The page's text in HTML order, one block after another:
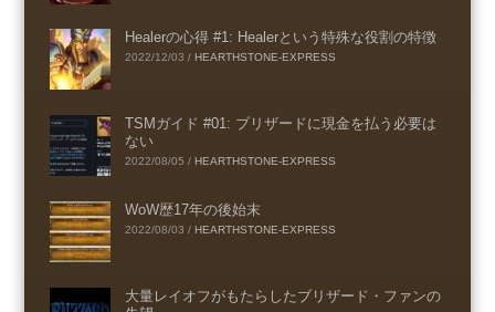
Healerの心得 #1: Healerという特殊な役割の特徴
2022/12/03 / HEARTHSTONE-EXPRESS
TSMガイド #01: ブリザードに現金を払う必要は
ない
2022/08/05 / HEARTHSTONE-EXPRESS
WoW歴17年の後始末
2022/08/03 / HEARTHSTONE-EXPRESS
大量レイオフがもたらしたブリザード・ファンの